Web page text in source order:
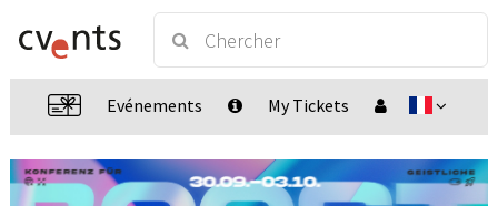
Evénements My Tickets